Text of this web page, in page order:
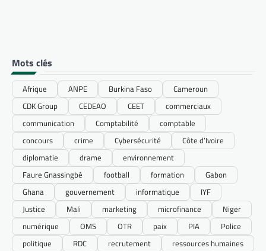
Mots clés
Afrique ANPE Burkina Faso
Cameroun
CDK Group
CEDEAO CEET
commerciaux
communication
Comptabilité
comptable
concours
crime Cybersécurité
Côte d’Ivoire
diplomatie
drame
environnement
Faure Gnassingbé
football formation
Gabon
Ghana
gouvernement informatique
IYF
Justice
Mali marketing microfinance
Niger
numérique
OMS OTR paix PIA
Police
politique
RDC recrutement
ressources humaines